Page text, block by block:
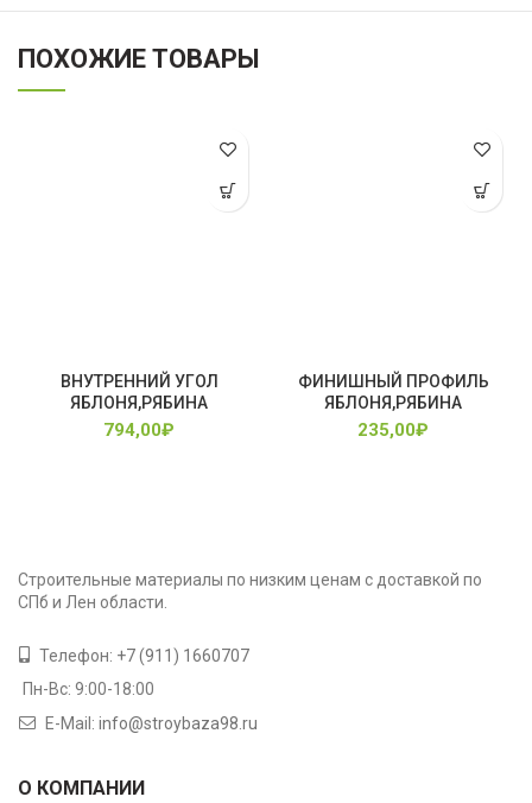
ПОХОЖИЕ ТОВАРЫ
ВНУТРЕННИЙ УГОЛ
ЯБЛОНЯ,РЯБИНА
794,00₽
ФИНИШНЫЙ ПРОФИЛЬ
ЯБЛОНЯ,РЯБИНА
235,00₽
Строительные материалы по низким ценам с доставкой по
СПб и Лен области.
Телефон: +7 (911) 1660707
Пн-Вс: 9:00-18:00
E-Mail: info@stroybaza98.ru
О КОМПАНИИ